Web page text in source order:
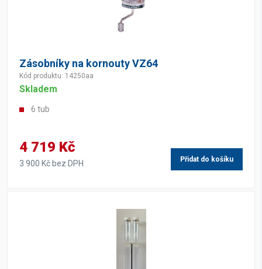
Zásobníky na kornouty VZ64
Kód produktu: 14250aa
Skladem
6 tub
4 719 Kč
3 900 Kč bez DPH Přidat do košíku